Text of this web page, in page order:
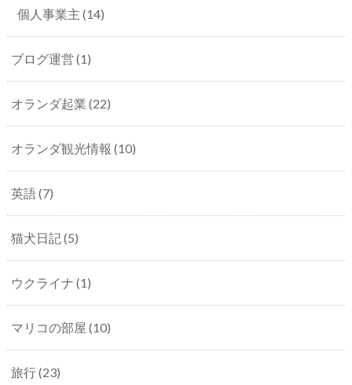
個人事業主 (14)
ブログ運営 (1)
オランダ起業 (22)
オランダ観光情報 (10)
英語(7)
猫犬日記(5)
ウクライナ (1)
マリコの部屋 (10)
旅行(23)